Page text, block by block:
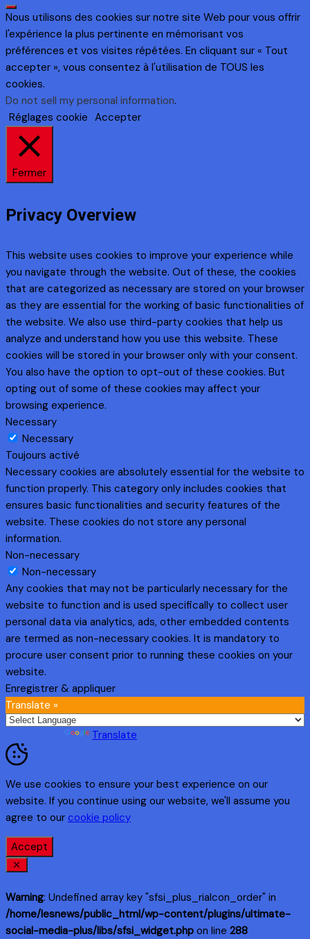
Nous utilisons des cookies sur notre site Web pour vous offrir
l'expérience la plus pertinente en mémorisant vos
préférences et vos visites répétées. En cliquant sur « Tout
accepter », vous consentez à l'utilisation de TOUS les
cookies.
Do not sell my personal information.
Réglages cookie Accepter
Fermer
Privacy Overview
This website uses cookies to improve your experience while
you navigate through the website. Out of these, the cookies
that are categorized as necessary are stored on your browser
as they are essential for the working of basic functionalities of
the website. We also use third-party cookies that help us
analyze and understand how you use this website. These
cookies will be stored in your browser only with your consent.
You also have the option to opt-out of these cookies. But
opting out of some of these cookies may affect your
browsing experience.
Necessary
Necessary
Toujours activé
Necessary cookies are absolutely essential for the website to
function properly. This category only includes cookies that
ensures basic functionalities and security features of the
website. These cookies do not store any personal
information.
Non-necessary
Non-necessary
Any cookies that may not be particularly necessary for the
website to function and is used specifically to collect user
personal data via analytics, ads, other embedded contents
are termed as non-necessary cookies. It is mandatory to
procure user consent prior to running these cookies on your
website.
Enregistrer & appliquer
Translate »
Translate
We use cookies to ensure your best experience on our
website. If you continue using our website, we'll assume you
agree to our cookie policy
Accept
Warning: Undefined array key "sfsi_plus_riaIcon_order" in
/home/lesnews/public_html/wp-content/plugins/ultimate-
social-media-plus/libs/sfsi_widget.php on line 288